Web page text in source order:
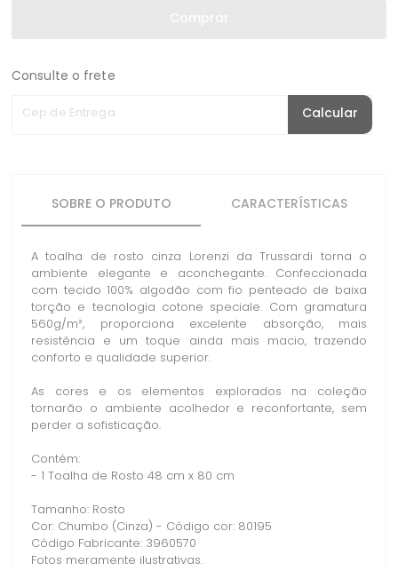
Consulte o frete
Cep de Entrega Calcular
SOBRE O PRODUTO CARACTERÍSTICAS
A toalha de rosto cinza Lorenzi da Trussardi torna o
ambiente elegante e aconchegante. Confeccionada
com tecido 100% algodão com fio penteado de baixa
torção e tecnologia cotone speciale. Com gramatura
560g/m², proporciona excelente absorção, mais
resistência e um toque ainda mais macio, trazendo
conforto e qualidade superior.
As cores e os elementos explorados na coleção
tornarão o ambiente acolhedor e reconfortante, sem
perder a sofisticação.
Contém:
- 1 Toalha de Rosto 48 cm x 80 cm
Tamanho: Rosto
Cor: Chumbo (Cinza) - Código cor: 80195
Código Fabricante: 3960570
Fotos meramente ilustrativas.